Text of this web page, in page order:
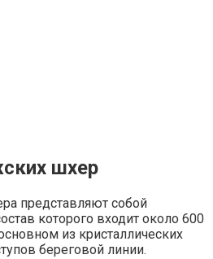
шхер
представляют собой
которого входит около 600
из кристаллических
береговой линии.